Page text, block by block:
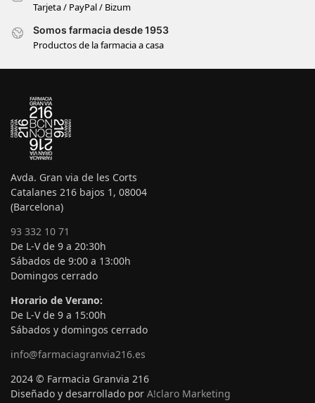
Tarjeta / PayPal / Bizum
Somos farmacia desde 1953
Productos de la farmacia a casa
Avda. Gran via de les Corts
Catalanes 216 bajos 1, 08004
(Barcelona)
93 332 10 71
De L-V de 9 a 20:30h
Sábados de 9:00 a 13:00h
Domingos cerrado
Horario de Verano:
De L-V de 9 a 15:00h
Sábados y domingos cerrado
info@farmaciagranvia216.es
2024 © Farmacia Granvia 216
Diseñado y desarrollado por A!claro Marketing